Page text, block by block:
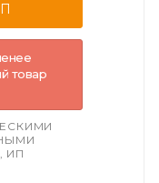
товар
ИП